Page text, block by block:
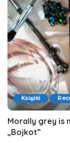
Książki
Morally grey is
„Bojkot”